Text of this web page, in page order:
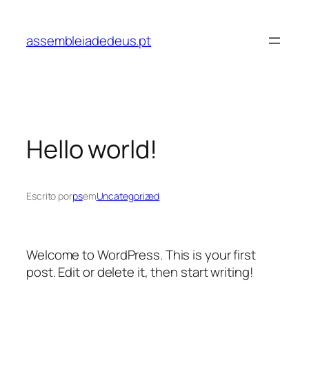
assembleiadedeus.pt
Hello world!
Escrito porpsemUncategorized
Welcome to WordPress. This is your first
post. Edit or delete it, then start writing!